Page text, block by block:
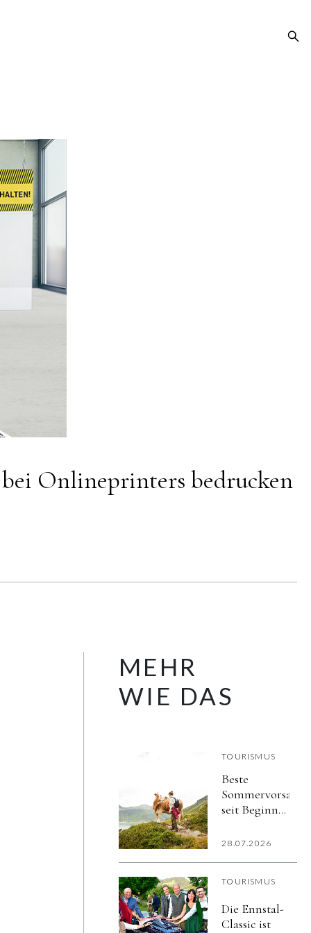
Onlineprinters bedrucken
MEHR
WIE DAS
TOURISMUS
Beste
seit Beginn
elektronischen
28.07.2026
TOURISMUS
Die Ennstal-
Classic ist